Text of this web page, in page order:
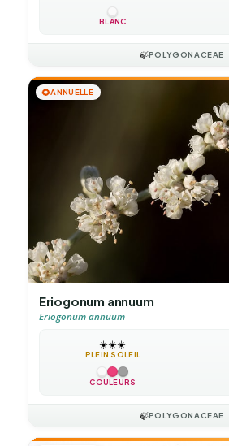
BLANC
🍃POLYGONACEAE
🌻ANNUELLE
Eriogonum annuum
Eriogonum annuum
☀️☀️☀️
PLEIN SOLEIL
COULEURS
🍃POLYGONACEAE